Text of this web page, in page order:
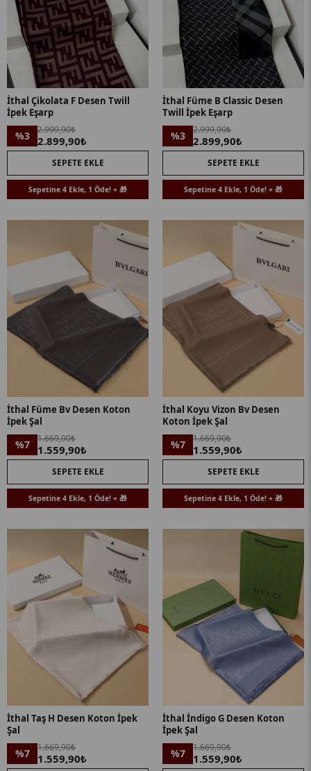
İthal Çikolata F Desen Twill
İpek Eşarp
%3 2.999,90₺
2.899,90₺
SEPETE EKLE
Sepetine 4 Ekle, 1 Öde! + 🎁
İthal Füme B Classic Desen
Twill İpek Eşarp
%3 2.999,90₺
2.899,90₺
SEPETE EKLE
Sepetine 4 Ekle, 1 Öde! + 🎁
İthal Füme Bv Desen Koton
İpek Şal
%7 1.669,90₺
1.559,90₺
SEPETE EKLE
Sepetine 4 Ekle, 1 Öde! + 🎁
İthal Koyu Vizon Bv Desen
Koton İpek Şal
%7 1.669,90₺
1.559,90₺
SEPETE EKLE
Sepetine 4 Ekle, 1 Öde! + 🎁
İthal Taş H Desen Koton İpek
Şal
%7 1.669,90₺
1.559,90₺
İthal İndigo G Desen Koton
İpek Şal
%7 1.669,90₺
1.559,90₺